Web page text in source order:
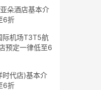
朵酒店基本介
6折
际机场T3T5航
预定一律低至6
时代店)基本介
6折